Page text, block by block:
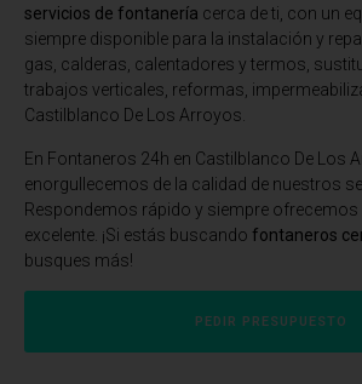
servicios de fontanería cerca de ti, con un
siempre disponible para la instalación y
gas, calderas, calentadores y termos,
trabajos verticales, reformas,
Castilblanco De Los Arroyos.
En Fontaneros 24h en Castilblanco De Los
enorgullecemos de la calidad de nuestros
Respondemos rápido y siempre ofrecemos
excelente. ¡Si estás buscando fontaneros
busques más!
PEDIR PRESUPUESTO